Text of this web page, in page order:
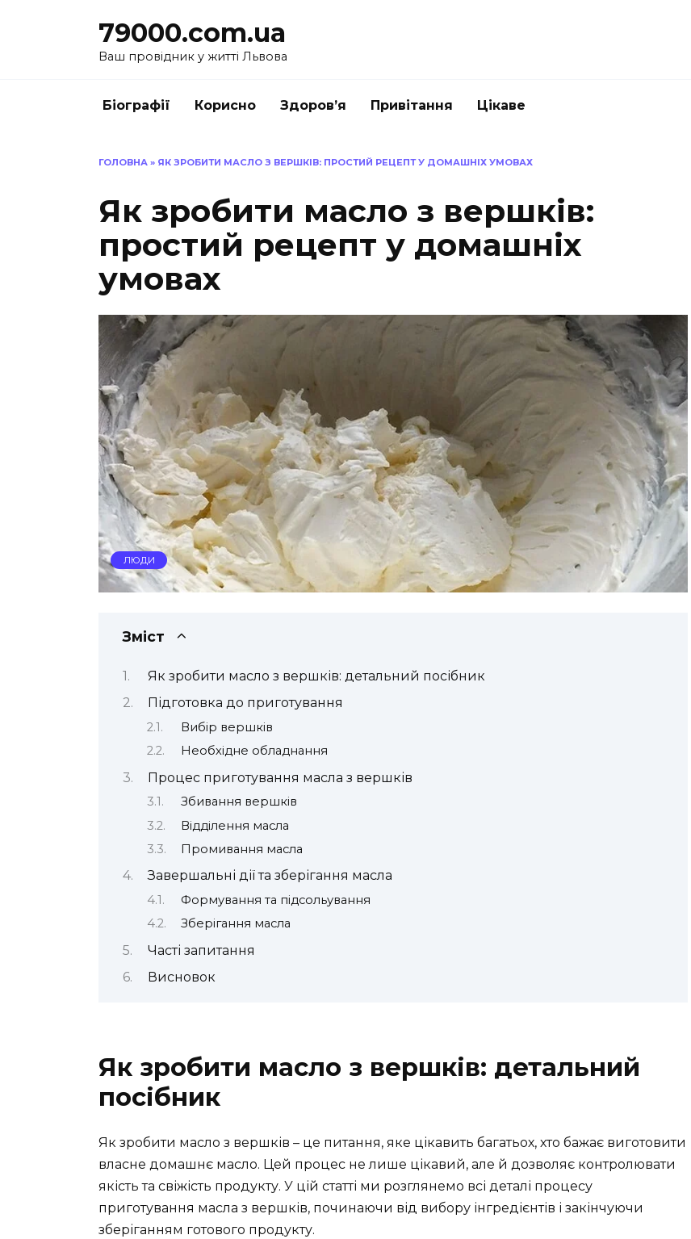
79000.com.ua
Ваш провідник у житті Львова
Біографії Корисно Здоров’я Привітання Цікаве
ГОЛОВНА » ЯК ЗРОБИТИ МАСЛО З ВЕРШКІВ: ПРОСТИЙ РЕЦЕПТ У ДОМАШНІХ УМОВАХ
Як зробити масло з вершків:
простий рецепт у домашніх
умовах
ЛЮДИ
Зміст
Як зробити масло з вершків: детальний посібник
Підготовка до приготування
Вибір вершків
Необхідне обладнання
Процес приготування масла з вершків
Збивання вершків
Відділення масла
Промивання масла
Завершальні дії та зберігання масла
Формування та підсольування
Зберігання масла
Часті запитання
Висновок
Як зробити масло з вершків: детальний
посібник
Як зробити масло з вершків – це питання, яке цікавить багатьох, хто бажає виготовити
власне домашнє масло. Цей процес не лише цікавий, але й дозволяє контролювати
якість та свіжість продукту. У цій статті ми розглянемо всі деталі процесу
приготування масла з вершків, починаючи від вибору інгредієнтів і закінчуючи
зберіганням готового продукту.